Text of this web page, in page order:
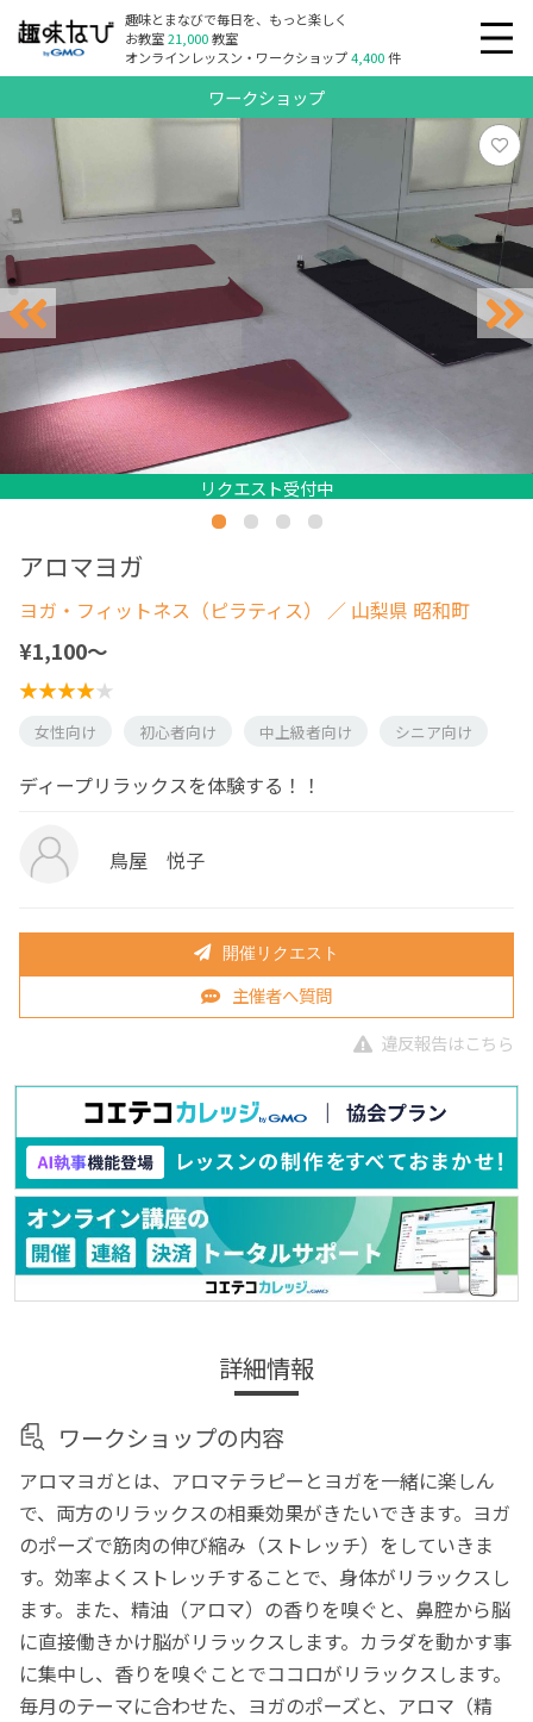
趣味とまなびで毎日を、もっと楽しく
お教室21,000教室
オンラインレッスン・ワークショップ4,400件
ワークショップ
リクエスト受付中
リクエスト受付中
リクエスト受付中
リクエスト受付中
リクエスト受付中
アロマヨガ
ヨガ・フィットネス（ピラティス） ／ 山梨県 昭和町
¥1,100〜
女性向け 初心者向け 中上級者向け シニア向け
ディープリラックスを体験する！！
鳥屋 悦子
開催リクエスト
主催者へ質問
違反報告はこちら
詳細情報
ワークショップの内容
アロマヨガとは、アロマテラピーとヨガを一緒に楽しん
で、両方のリラックスの相乗効果がきたいできます。ヨガ
のポーズで筋肉の伸び縮み（ストレッチ）をしていきま
す。効率よくストレッチすることで、身体がリラックスし
ます。また、精油（アロマ）の香りを嗅ぐと、鼻腔から脳
に直接働きかけ脳がリラックスします。カラダを動かす事
に集中し、香りを嗅ぐことでココロがリラックスします。
毎月のテーマに合わせた、ヨガのポーズと、アロマ（精